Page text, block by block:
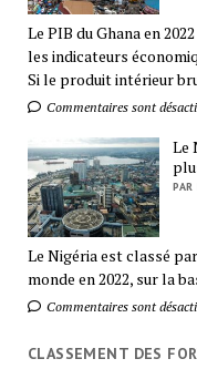
Le PIB du Ghana en
les indicateurs
Si le produit intérieur
Commentaires sont
Le
PAR
Le Nigéria est classé
monde en 2022, sur la
Commentaires sont
CLASSEMENT DES